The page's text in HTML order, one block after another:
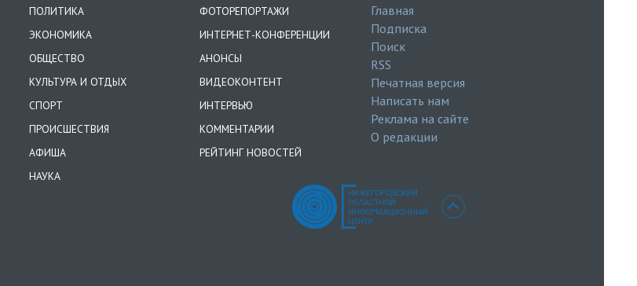
ПОЛИТИКА
ЭКОНОМИКА
ОБЩЕСТВО
КУЛЬТУРА И ОТДЫХ
СПОРТ
ПРОИСШЕСТВИЯ
АФИША
НАУКА
ФОТОРЕПОРТАЖИ
ИНТЕРНЕТ-КОНФЕРЕНЦИИ
АНОНСЫ
ВИДЕОКОНТЕНТ
ИНТЕРВЬЮ
КОММЕНТАРИИ
РЕЙТИНГ НОВОСТЕЙ
Главная
Подписка
Поиск
RSS
Печатная версия
Написать нам
Реклама на сайте
О редакции